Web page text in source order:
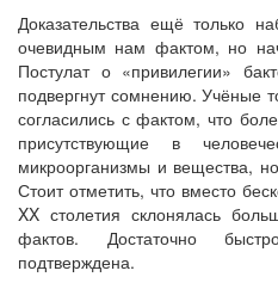
Доказательства ещё только
очевидным нам фактом, но
Постулат о «привилегии»
подвергнут сомнению. Учёные
согласились с фактом, что
присутствующие в
микроорганизмы и вещества,
Стоит отметить, что вместо
XX столетия склонялась
фактов. Достаточно
подтверждена.